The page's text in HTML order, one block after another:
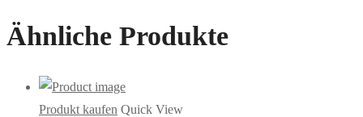
Ähnliche Produkte
Produkt kaufen Quick View